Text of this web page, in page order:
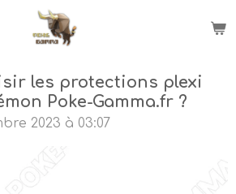
les protections plexi
Poke-Gamma.fr ?
2023 à 03:07